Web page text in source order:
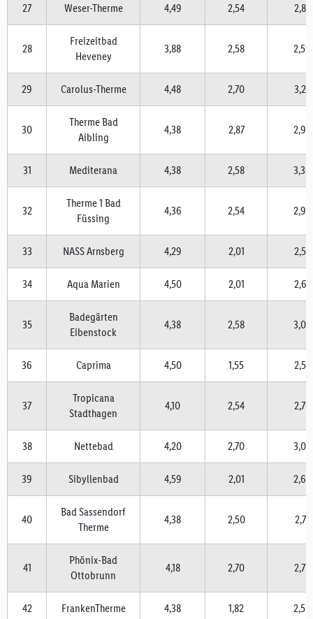
27 Weser-Therme 4,49 2,54 2,88
28
Freizeitbad
Heveney
3,88 2,58 2,59
29 Carolus-Therme 4,48 2,70 3,27
30
Therme Bad
Aibling
4,38 2,87 2,98
31 Mediterana 4,38 2,58 3,30
32
Therme 1 Bad
Füssing
4,36 2,54 2,90
33 NASS Arnsberg 4,29 2,01 2,57
34 Aqua Marien 4,50 2,01 2,67
35
Badegärten
Eibenstock
4,38 2,58 3,03
36 Caprima 4,50 1,55 2,57
37
Tropicana
Stadthagen
4,10 2,54 2,70
38 Nettebad 4,20 2,70 3,08
39 Sibyllenbad 4,59 2,01 2,64
40
Bad Sassendorf
Therme
4,38 2,50 2,77
41
Phönix-Bad
Ottobrunn
4,18 2,70 2,73
42 FrankenTherme 4,38 1,82 2,50